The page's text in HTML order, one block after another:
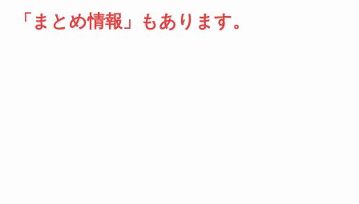
「まとめ情報」もあります。